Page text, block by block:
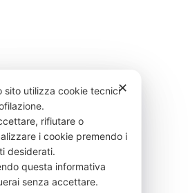
✕
sito utilizza cookie tecnici
rifiutare o
i cookie premendo i
desiderati.
questa informativa
senza accettare.